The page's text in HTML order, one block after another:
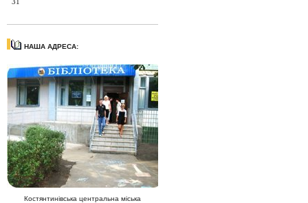
НАША АДРЕСА:
Костянтинівська центральна міська